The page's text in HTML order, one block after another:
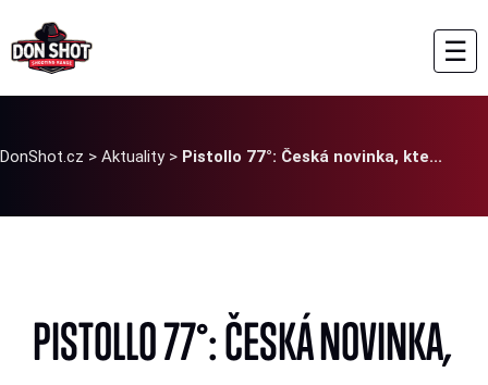
☰
DonShot.cz > Aktuality> Pistollo 77°: Česká novinka, kte...
PISTOLLO 77°: ČESKÁ NOVINKA,